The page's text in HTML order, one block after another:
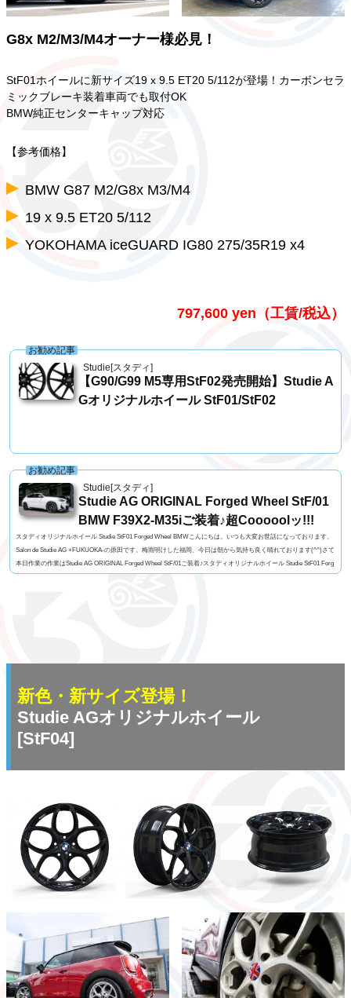
G8x M2/M3/M4オーナー様必見！
StF01ホイールに新サイズ19 x 9.5 ET20 5/112が登場！カーボンセラ
ミックブレーキ装着車両でも取付OK
BMW純正センターキャップ対応
【参考価格】
BMW G87 M2/G8x M3/M4
19 x 9.5 ET20 5/112
YOKOHAMA iceGUARD IG80 275/35R19 x4
797,600 yen（工賃/税込）
Studie[スタディ]
お勧め記事
【G90/G99 M5専用StF02発売開始】Studie A
Gオリジナルホイール StF01/StF02
Studie[スタディ]
お勧め記事
Studie AG ORIGINAL Forged Wheel StF/01
BMW F39X2-M35iご装着♪超Cooooolッ!!!
スタディオリジナルホイール Studie StF01 Forged Wheel BMWこんにちは。いつも大変お世話になっております。
Salon de Studie AG +FUKUOKA-の原田です。梅雨明けした福岡、今日は朝から気持ち良く晴れております(^^)さて
本日作業の作業はStudie AG ORIGINAL Forged Wheel StF/01ご装着♪スタディオリジナルホイール Studie StF01 Forg
新色・新サイズ登場！
Studie AGオリジナルホイール
[StF04]